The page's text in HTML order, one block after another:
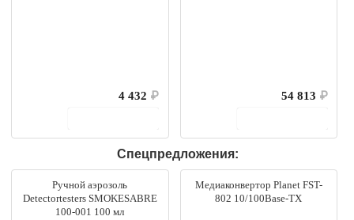
4 432 ₽
54 813 ₽
Спецпредложения:
Ручной аэрозоль
Detectortesters SMOKESABRE
100-001 100 мл
Медиаконвертор Planet FST-
802 10/100Base-TX